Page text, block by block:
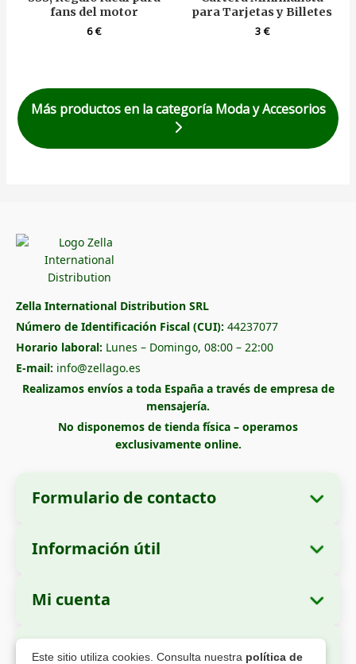
Este sitio utiliza cookies. Consulta nuestra política de
fans del motor
6€
para Tarjetas y Billetes
3€
Más productos en la categoría Moda y Accesorios
Zella International Distribution SRL
Número de Identificación Fiscal (CUI): 44237077
Horario laboral: Lunes – Domingo, 08:00 – 22:00
E-mail: info@zellago.es
Realizamos envíos a toda España a través de empresa de
mensajería.
No disponemos de tienda física – operamos
exclusivamente online.
Formulario de contacto
Razón social:
SRL
Domicilio social:Strada Cuza Vodă nr. 97,
Sector 4, București, 040283, Rumanía
Información útil
Cómo realizar un pedido
Métodos de pago
Mi cuenta
Mis pedidos
Pago Seguro